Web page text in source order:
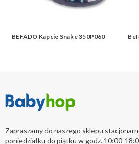
BEFADO Kapcie Snake 350P060
Zapraszamy do naszego sklepu
poniedziałku do piątku w godz. 10:00-